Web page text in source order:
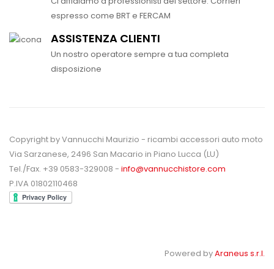
espresso come BRT e FERCAM
ASSISTENZA CLIENTI
Un nostro operatore sempre a tua completa
disposizione
Copyright by Vannucchi Maurizio - ricambi accessori auto moto
Via Sarzanese, 2496 San Macario in Piano Lucca (LU)
Tel./Fax. +39 0583-329008 - info@vannucchistore.com
P.IVA 01802110468
Powered byAraneus s.r.l.